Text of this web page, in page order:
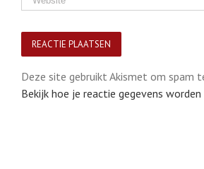
Deze site gebruikt Akismet om spam
Bekijk hoe je reactie gegevens